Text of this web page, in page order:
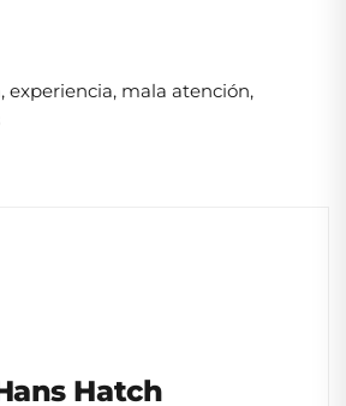
, experiencia, mala atención,
Hatch